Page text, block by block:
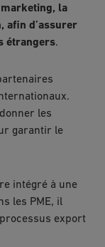
la
afin d’assurer
étrangers.
les
garantir le
intégré à une
les PME, il
export